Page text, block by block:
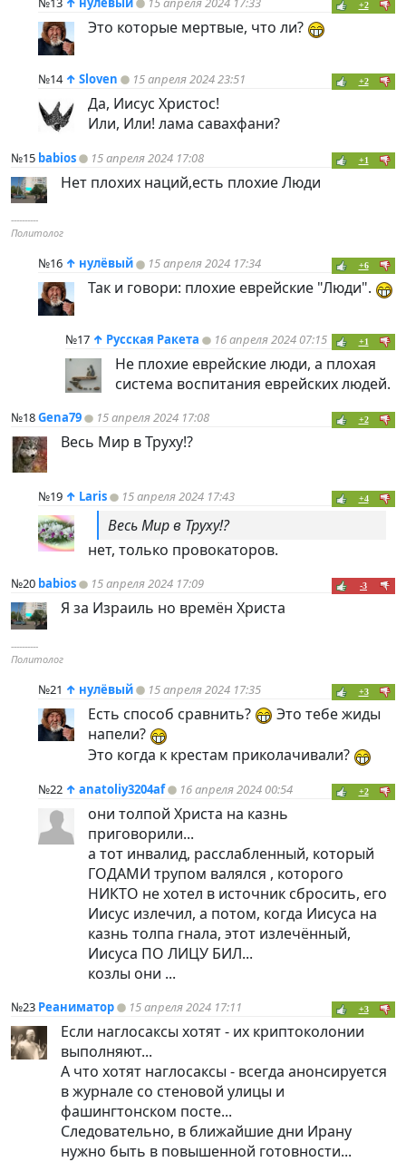
+2
Это которые мертвые, что ли?
№14 ↑ Sloven 15 апреля 2024 23:51 +2
Да, Иисус Христос!
Или, Или! лама савахфани?
№15 babios 15 апреля 2024 17:08 +1
Нет плохих наций,есть плохие Люди
----------
Политолог
№16 ↑ нулёвый 15 апреля 2024 17:34 +6
Так и говори: плохие еврейские "Люди".
№17 ↑ Русская Ракета 16 апреля 2024 07:15 +1
Не плохие еврейские люди, а плохая
система воспитания еврейских людей.
№18Gena79 15 апреля 2024 17:08 +2
Весь Мир в Труху!?
№19 ↑ Laris 15 апреля 2024 17:43 +4
Весь Мир в Труху!?
нет, только провокаторов.
№20 babios 15 апреля 2024 17:09 -3
Я за Израиль но времён Христа
----------
Политолог
№21 ↑ нулёвый 15 апреля 2024 17:35 +3
Есть способ сравнить?
Это тебе жиды
напели?
Это когда к крестам приколачивали?
№22 ↑ anatoliy3204af 16 апреля 2024 00:54 +2
они толпой Христа на казнь
приговорили...
а тот инвалид, расслабленный, который
ГОДАМИ трупом валялся , которого
НИКТО не хотел в источник сбросить, его
Иисус излечил, а потом, когда Иисуса на
казнь толпа гнала, этот излечённый,
Иисуса ПО ЛИЦУ БИЛ...
козлы они ...
№23 Реаниматор 15 апреля 2024 17:11 +3
Если наглосаксы хотят - их криптоколонии
выполняют...
А что хотят наглосаксы - всегда анонсируется
в журнале со стеновой улицы и
фашингтонском посте...
Следовательно, в ближайшие дни Ирану
нужно быть в повышенной готовности...